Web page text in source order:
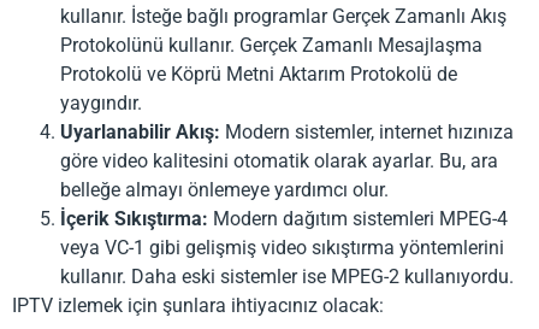
kullanır. İsteğe bağlı programlar Gerçek Zamanlı Akış
Protokolünü kullanır. Gerçek Zamanlı Mesajlaşma
Protokolü ve Köprü Metni Aktarım Protokolü de
yaygındır.
Uyarlanabilir Akış: Modern sistemler, internet hızınıza
göre video kalitesini otomatik olarak ayarlar. Bu, ara
belleğe almayı önlemeye yardımcı olur.
İçerik Sıkıştırma: Modern dağıtım sistemleri MPEG-4
veya VC-1 gibi gelişmiş video sıkıştırma yöntemlerini
kullanır. Daha eski sistemler ise MPEG-2 kullanıyordu.
IPTV izlemek için şunlara ihtiyacınız olacak: